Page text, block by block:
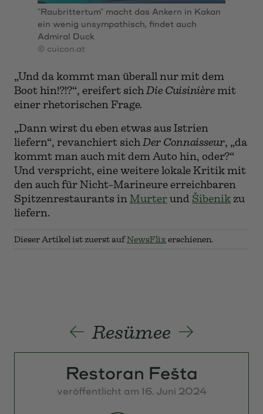
"Raubrittertum" macht das Ankern in Kakan
ein wenig unsympathisch, findet auch
Admiral Duck
© cuicon.at
„Und da kommt man überall nur mit dem
Boot hin!?!?“, ereifert sichDie Cuisinière mit
einer rhetorischen Frage.
„Dann wirst du eben etwas aus Istrien
liefern“, revanchiert sichDer Connaisseur, „da
kommt man auch mit dem Auto hin, oder?“
Und verspricht, eine weitere lokale Kritik mit
den auch für Nicht-Marineure erreichbaren
Spitzenrestaurants in Murter und Šibenik zu
liefern.
Dieser Artikel ist zuerst aufNewsFlixerschienen.
VorherigeResümee Nächste
Restoran Fešta
veröffentlicht am 16. Juni 2024